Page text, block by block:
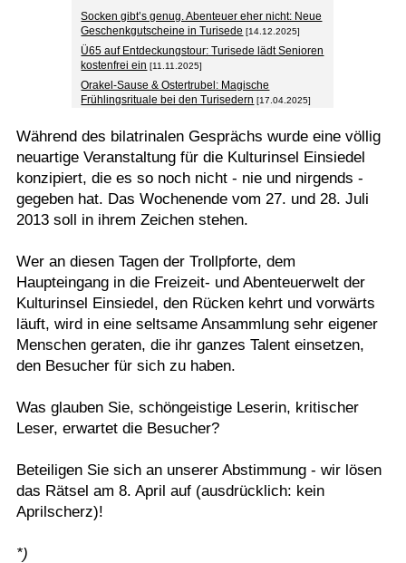
Socken gibt’s genug. Abenteuer eher nicht: Neue
Geschenkgutscheine in Turisede [14.12.2025]
Ü65 auf Entdeckungstour: Turisede lädt Senioren
kostenfrei ein [11.11.2025]
Orakel-Sause & Ostertrubel: Magische
Frühlingsrituale bei den Turisedern [17.04.2025]
Während des bilatrinalen Gesprächs wurde eine völlig
neuartige Veranstaltung für die Kulturinsel Einsiedel
konzipiert, die es so noch nicht - nie und nirgends -
gegeben hat. Das Wochenende vom 27. und 28. Juli
2013 soll in ihrem Zeichen stehen.
Wer an diesen Tagen der Trollpforte, dem
Haupteingang in die Freizeit- und Abenteuerwelt der
Kulturinsel Einsiedel, den Rücken kehrt und vorwärts
läuft, wird in eine seltsame Ansammlung sehr eigener
Menschen geraten, die ihr ganzes Talent einsetzen,
den Besucher für sich zu haben.
Was glauben Sie, schöngeistige Leserin, kritischer
Leser, erwartet die Besucher?
Beteiligen Sie sich an unserer Abstimmung - wir lösen
das Rätsel am 8. April auf (ausdrücklich: kein
Aprilscherz)!
*)